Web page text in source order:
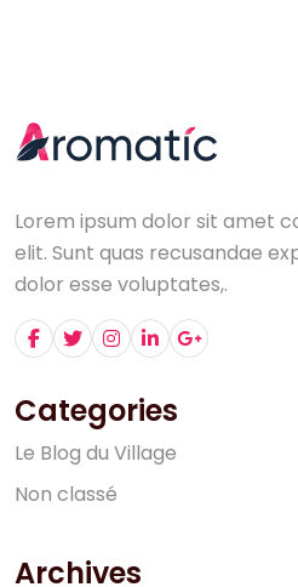
Lorem ipsum dolor sit amet
elit. Sunt quas recusandae
dolor esse voluptates,.
Categories
Le Blog du Village
Non classé
Archives